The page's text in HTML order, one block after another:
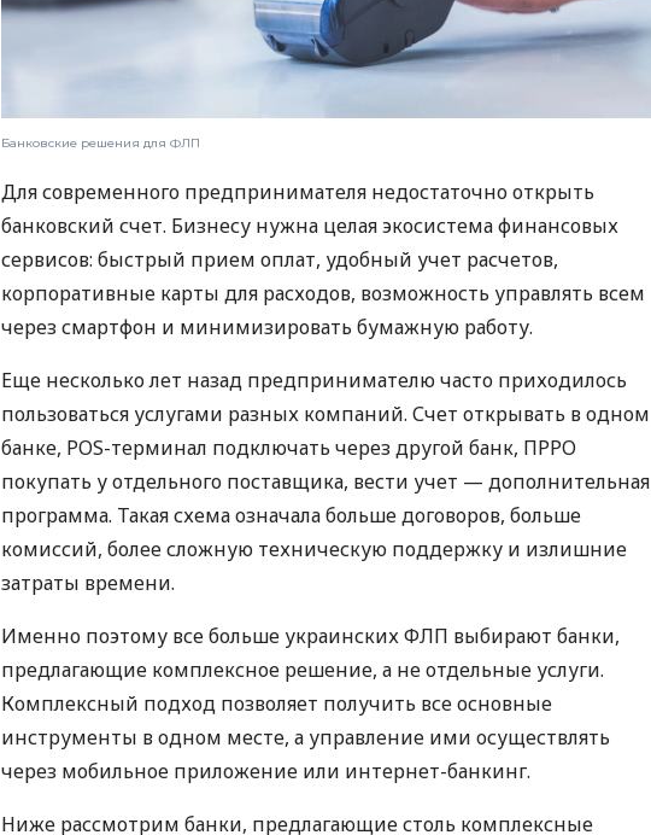
Банковские решения для ФЛП
Для современного предпринимателя недостаточно открыть
банковский счет. Бизнесу нужна целая экосистема финансовых
сервисов: быстрый прием оплат, удобный учет расчетов,
корпоративные карты для расходов, возможность управлять всем
через смартфон и минимизировать бумажную работу.
Еще несколько лет назад предпринимателю часто приходилось
пользоваться услугами разных компаний. Счет открывать в одном
банке, POS-терминал подключать через другой банк, ПРРО
покупать у отдельного поставщика, вести учет — дополнительная
программа. Такая схема означала больше договоров, больше
комиссий, более сложную техническую поддержку и излишние
затраты времени.
Именно поэтому все больше украинских ФЛП выбирают банки,
предлагающие комплексное решение, а не отдельные услуги.
Комплексный подход позволяет получить все основные
инструменты в одном месте, а управление ими осуществлять
через мобильное приложение или интернет-банкинг.
Ниже рассмотрим банки, предлагающие столь комплексные